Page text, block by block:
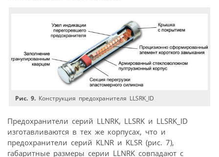
Рис. 9. Конструкция предохранителя LLSRK_ID
Предохранители серий LLNRK, LLSRK и LLSRK_ID
изготавливаются в тех же корпусах, что и
предохранители серий KLNR и KLSR (рис. 7),
габаритные размеры серии LLNRK совпадают с